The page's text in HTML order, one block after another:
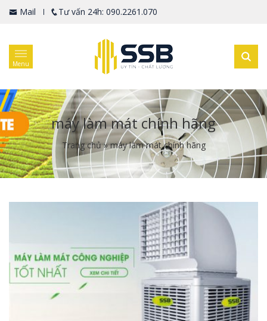
Mail Tư vấn 24h: 090.2261.070
Menu
máy làm mát chính hãng
Trang chủ»máy làm mát chính hãng